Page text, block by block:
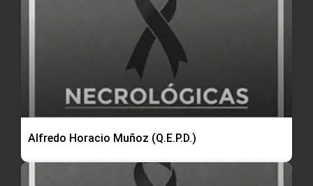
Alfredo Horacio Muñoz (Q.E.P.D.)